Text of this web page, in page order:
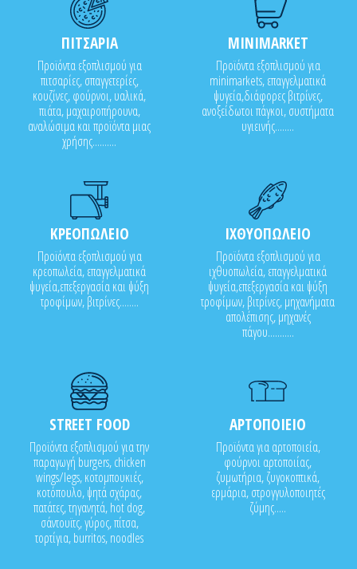
ΠΙΤΣΑΡΙΑ
Προϊόντα εξοπλισμού για
πιτσαρίες, σπαγγετερίες,
κουζίνες, φούρνοι, υαλικά,
πιάτα, μαχαιροπήρουνα,
αναλώσιμα και προϊόντα μιας
χρήσης..........
MINIMARKET
Προϊόντα εξοπλισμού για
minimarkets, επαγγελματικά
ψυγεία,διάφορες βιτρίνες,
ανοξείδωτοι πάγκοι, συστήματα
υγιεινής........
ΚΡΕΟΠΩΛΕΙΟ
Προϊόντα εξοπλισμού για
κρεοπωλεία, επαγγελματικά
ψυγεία,επεξεργασία και ψύξη
τροφίμων, βιτρίνες........
ΙΧΘΥΟΠΩΛΕΙΟ
Προϊόντα εξοπλισμού για
ιχθυοπωλεία, επαγγελματικά
ψυγεία,επεξεργασία και ψύξη
τροφίμων, βιτρίνες, μηχανήματα
απολέπισης, μηχανές
πάγου...........
STREET FOOD
Προϊόντα εξοπλισμού για την
παραγωγή burgers, chicken
wings/legs, κοτομπουκιές,
κοτόπουλο, ψητά σχάρας,
πατάτες, τηγανητά, hot dog,
σάντουϊτς, γύρος, πίτσα,
τορτίγια, burritos, noodles
ΑΡΤΟΠΟΙΕΙΟ
Προϊόντα για αρτοποιεία,
φούρνοι αρτοποιίας,
ζυμωτήρια, ζυγοκοπτικά,
ερμάρια, στρογγυλοποιητές
ζύμης.....